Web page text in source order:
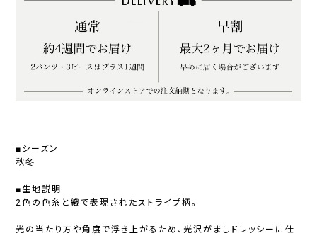
■シーズン
秋冬
■生地説明
2色の色糸と織で表現されたストライプ柄。
光の当たり方や角度で浮き上がるため、光沢がましドレッシーに仕